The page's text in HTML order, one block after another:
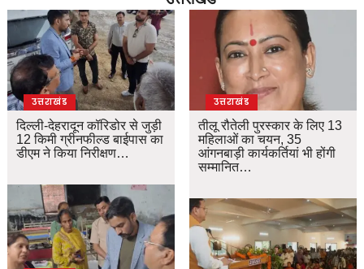
उत्तराखंड
दिल्ली-देहरादून कॉरिडोर से जुड़ी
12 किमी ग्रीनफील्ड बाईपास का
डीएम ने किया निरीक्षण…
उत्तराखंड
तीलू रौतेली पुरस्कार के लिए 13
महिलाओं का चयन, 35
आंगनबाड़ी कार्यकर्तियां भी होंगी
सम्मानित…